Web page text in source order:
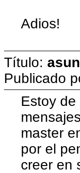
Adios!
Título:
Publicado
Estoy
master
por el
creer en